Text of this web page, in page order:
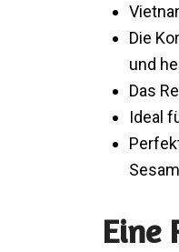
Die
und
Das
Ideal
Eine